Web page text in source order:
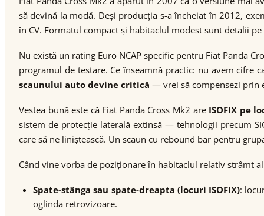
să devină la modă. Deși producția s-a încheiat în 2012,
în CV. Formatul compact și habitaclul modest sunt detalii
Nu există un rating Euro NCAP specific pentru Fiat Panda
programul de testare. Ce înseamnă practic: nu avem
scaunului auto devine critică — vrei să compensezi prin
Vestea bună este că Fiat Panda Cross Mk2 are ISOFIX pe
sistem de protecție laterală extinsă — tehnologii precum
care să ne liniștească. Un scaun cu rebound bar pentru
Când vine vorba de poziționare în habitaclul relativ strâmt
Spate-stânga sau spate-dreapta (locuri ISOFIX):
oglinda retrovizoare.